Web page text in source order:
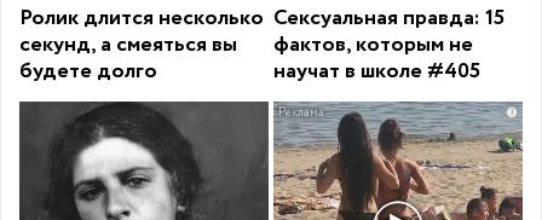
Ролик длится несколько
секунд, а смеяться вы
будете долго
Сексуальная правда: 15
фактов, которым не
научат в школе #405
i